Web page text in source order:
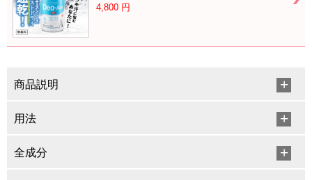
4,800 円
商品説明
用法
全成分